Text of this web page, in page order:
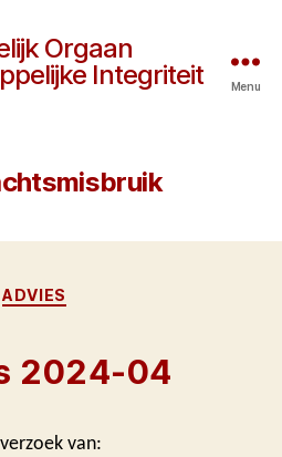
Orgaan
Integriteit
Menu
Categorieën
ADVIES
2024-04
van: